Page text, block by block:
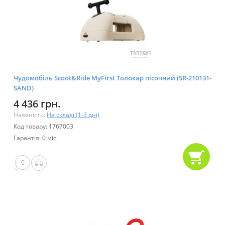
Чудомобіль Scoot&Ride MyFirst Толокар пісочний (SR-210131-
SAND)
4 436 грн.
Наявність: На складі (1-3 дні)
Код товару: 1767003
Гарантія: 0 міс.
0